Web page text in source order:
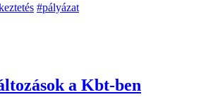
#pályázat
a Kbt-ben